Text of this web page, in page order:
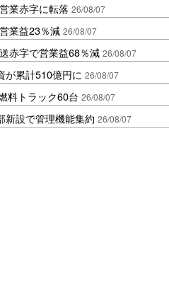
業赤字に転落 26/08/07
業益23％減 26/08/07
赤字で営業益68％減 26/08/07
が累計510億円に 26/08/07
料トラック60台 26/08/07
新設で管理機能集約 26/08/07